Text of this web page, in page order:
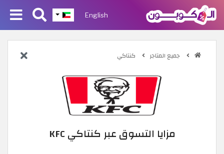
English
جميع المتاجر كنتاكي
مزايا التسوق عبر كنتاكي KFC